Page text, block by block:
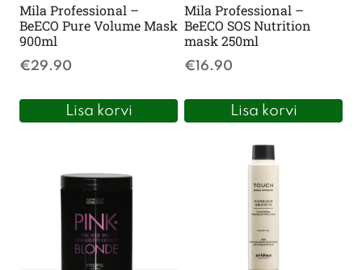
Mila Professional –
BeECO Pure Volume Mask
900ml
€29.90
Lisa korvi
Mila Professional –
BeECO SOS Nutrition
mask 250ml
€16.90
Lisa korvi